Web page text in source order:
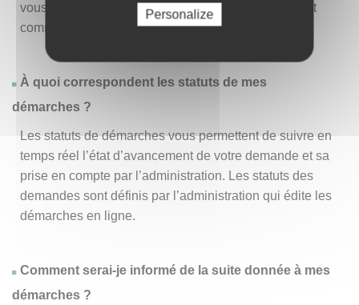
Personalize
vous pouvez choisir la démarche vous intéressant et
commencer à la remplir en un clic.
À quoi correspondent les statuts de mes
démarches ?
Les statuts de démarches vous permettent de suivre en
temps réel l’état d’avancement de votre demande et sa
prise en compte par l’administration. Les statuts des
demandes sont définis par l’administration qui édite les
démarches en ligne.
Comment serai-je informé de la suite donnée à mes
démarches ?